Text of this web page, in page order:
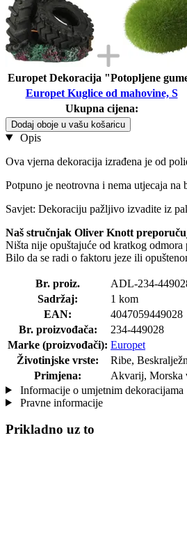
Europet Dekoracija "Potopljene
Europet Kuglice od mahovine, S
Ukupna cijena:
Dodaj oboje u vašu košaricu
Opis
Ova vjerna dekoracija izrađena je od
Potpuno je neotrovna i nema utjecaja
Savjet: Dekoraciju pažljivo izvadite iz
Naš stručnjak Oliver Knott
Ništa nije opuštajuće od kratkog
Bilo da se radi o faktoru jeze ili
Br. proiz.
ADL-234-
Sadržaj:
1 kom
EAN:
4047059449028
Br. proizvođača:
234-449028
Marke (proizvođači): Europet
Životinjske vrste:
Ribe,
Primjena:
Akvarij, Morska
Informacije o umjetnim dekoracijama
Pravne informacije
Prikladno uz to